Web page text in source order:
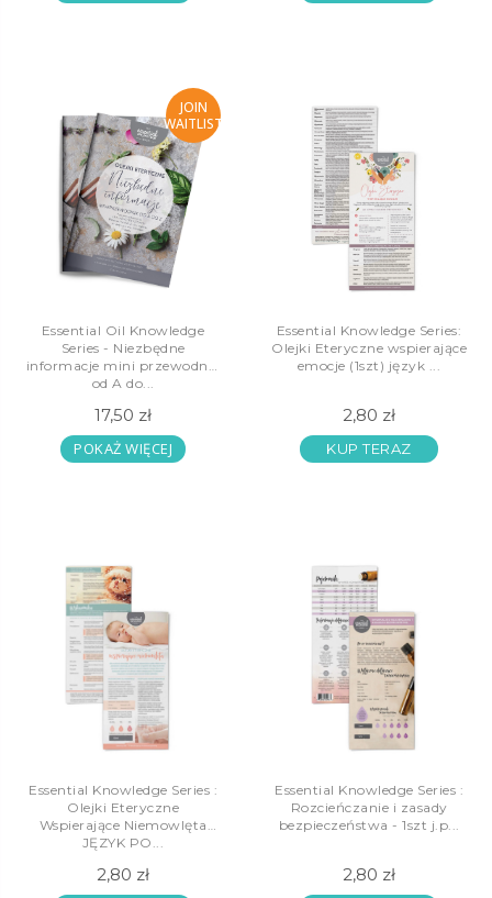
JOIN
WAITLIST
Essential Oil Knowledge
Series - Niezbędne
informacje mini przewodnik
od A do...
17,50 zł
POKAŻ WIĘCEJ
Essential Knowledge Series:
Olejki Eteryczne wspierające
emocje (1szt) język ...
2,80 zł
KUP TERAZ
Essential Knowledge Series :
Olejki Eteryczne
Wspierające Niemowlęta
JĘZYK PO...
2,80 zł
Essential Knowledge Series :
Rozcieńczanie i zasady
bezpieczeństwa - 1szt j.p...
2,80 zł